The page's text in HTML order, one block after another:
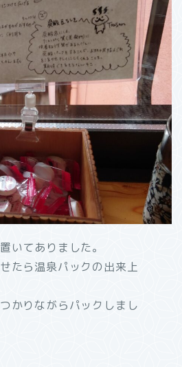
いてありました。
たら温泉パックの出来上
かりながらパックしまし